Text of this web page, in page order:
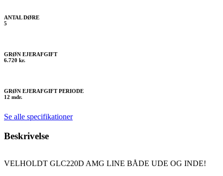
ANTAL DØRE
5
GRØN EJERAFGIFT
6.720 kr.
GRØN EJERAFGIFT PERIODE
12 mdr.
Se alle specifikationer
Beskrivelse
VELHOLDT GLC220D AMG LINE BÅDE UDE OG INDE!